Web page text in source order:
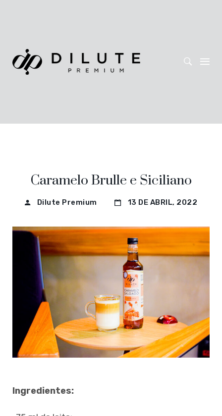
Caramelo Brulle e Siciliano
Dilute Premium 13 DE ABRIL, 2022
Ingredientes: